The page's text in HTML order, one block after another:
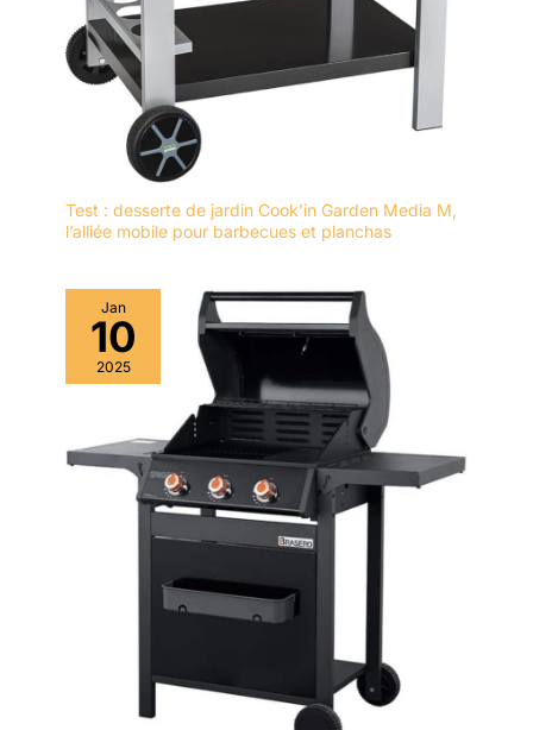
Test : desserte de jardin Cook’in Garden Media M,
l’alliée mobile pour barbecues et planchas
Jan
10
2025